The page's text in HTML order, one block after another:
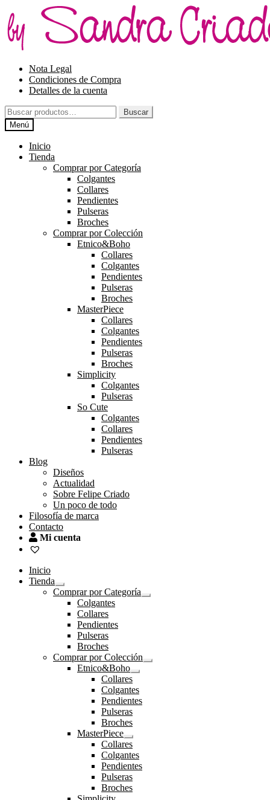
la
navegación
al
contenido
Nota Legal
Condiciones de Compra
Detalles de la cuenta
Buscar
por:
Buscar
Menú
Inicio
Tienda
Comprar por Categoría
Colgantes
Collares
Pendientes
Pulseras
Broches
Comprar por Colección
Etnico&Boho
Collares
Colgantes
Pendientes
Pulseras
Broches
MasterPiece
Collares
Colgantes
Pendientes
Pulseras
Broches
Simplicity
Colgantes
Pulseras
So Cute
Colgantes
Collares
Pendientes
Pulseras
Blog
Diseños
Actualidad
Sobre Felipe Criado
Un poco de todo
Filosofía de marca
Contacto
Mi cuenta
Inicio
Tienda
Expandir
el
menú
hijo
Comprar por Categoría
Expandir
Colgantes
Collares
Pendientes
Pulseras
Broches
Comprar por Colección
Expandir
Etnico&Boho
Expandir
menú
hijo
Collares
Colgantes
Pendientes
Pulseras
Broches
MasterPiece
Expandir
el
menú
hijo
Collares
Colgantes
Pendientes
Pulseras
Broches